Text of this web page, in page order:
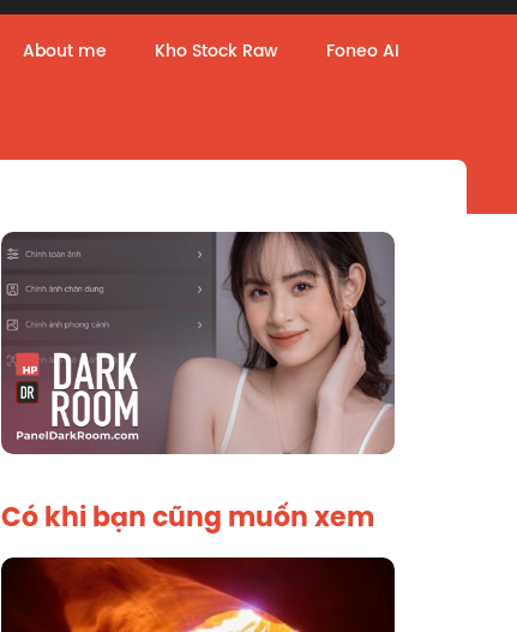
About me Kho Stock Raw Foneo AI
Có khi bạn cũng muốn xem